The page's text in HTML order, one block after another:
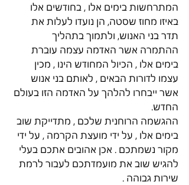
המתרחשות בימים אלו , בחודשים אלו
באיזו מחוז שסטה, הן נועדו לעלות את
תדר בני האנוש, ולתמוך בתהליך
ההתמרה אשר האדמה עצמה עוברת
בימים אלו , הכיול המחודש הינו , מכין
עצמו לדורות הבאים , לאותם בני אנוש
אשר ייבחרו להלהך על האדמה הזו בעולם
החדש.
ההגשמה הרוחנית שלכם , מתדייקת שוב
בימים אלו , על ידי מועצת הקרמה , על ידי
מקור נשמתכם . אכן אהובים אתכם בעלי
להגיש שוב את מועמדתכם לעבור לרמת
שירות גבוהה .